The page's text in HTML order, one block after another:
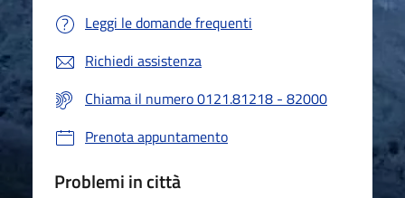
Leggi le domande frequenti
Richiedi assistenza
Chiama il numero 0121.81218 - 82000
Prenota appuntamento
Problemi in città